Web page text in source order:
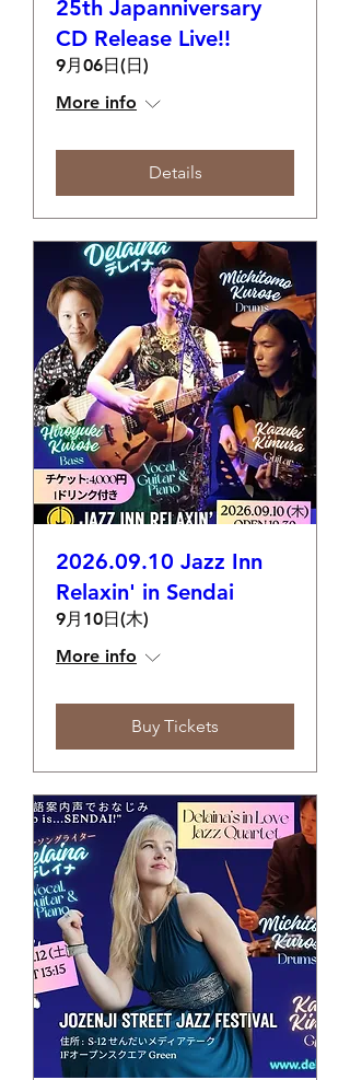
25th Japanniversary
CD Release Live!!
9月06日(日)
More info
Details
2026.09.10 Jazz Inn
Relaxin' in Sendai
9月10日(木)
More info
Buy Tickets